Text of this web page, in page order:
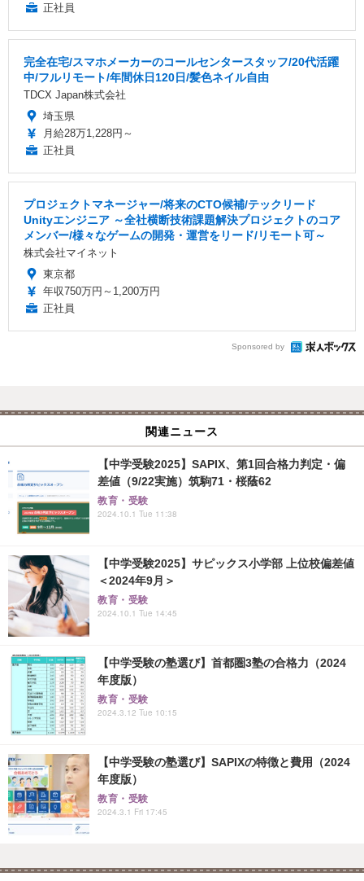
正社員
完全在宅/スマホメーカーのコールセンタースタッフ/20代活躍
中/フルリモート/年間休日120日/髪色ネイル自由
TDCX Japan株式会社
埼玉県
月給28万1,228円～
正社員
プロジェクトマネージャー/将来のCTO候補/テックリード
Unityエンジニア ～全社横断技術課題解決プロジェクトのコア
メンバー/様々なゲームの開発・運営をリード/リモート可～
株式会社マイネット
東京都
年収750万円～1,200万円
正社員
Sponsored by
関連ニュース
【中学受験2025】SAPIX、第1回合格力判定・偏
差値（9/22実施）筑駒71・桜蔭62
教育・受験
2024.10.1 Tue 11:38
【中学受験2025】サピックス小学部 上位校偏差値
＜2024年9月＞
教育・受験
2024.10.1 Tue 14:45
【中学受験の塾選び】首都圏3塾の合格力（2024
年度版）
教育・受験
2024.3.12 Tue 10:15
【中学受験の塾選び】SAPIXの特徴と費用（2024
年度版）
教育・受験
2024.3.1 Fri 17:45